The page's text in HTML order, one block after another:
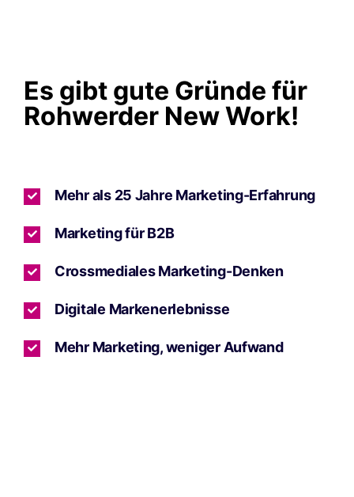
Es gibt gute Gründe für
Rohwerder New Work!
Mehr als 25 Jahre Marketing-Erfahrung
Marketing für B2B
Crossmediales Marketing-Denken
Digitale Markenerlebnisse
Mehr Marketing, weniger Aufwand